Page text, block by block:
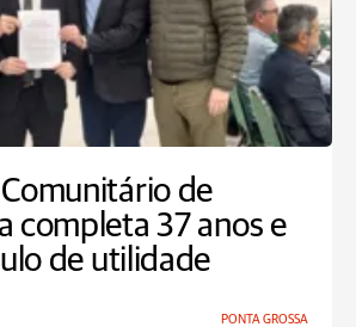
de
completa 37 anos e
de utilidade
PONTA GROSSA